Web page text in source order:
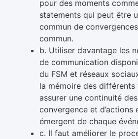
pour des moments
statements qui peut être
commun de
commun.
b. Utiliser davantage les
de communication
du FSM et réseaux
la mémoire des différents
assurer une continuité
convergence et d’actions
émergent de chaque
c. Il faut améliorer le